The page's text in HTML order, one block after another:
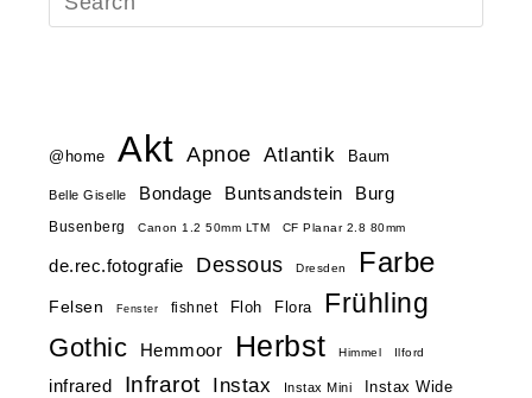
@home Akt Apnoe Atlantik Baum
Belle Giselle Bondage Buntsandstein Burg
Busenberg Canon 1.2 50mm LTM CF Planar 2.8 80mm
de.rec.fotografie Dessous Dresden Farbe
Felsen Fenster fishnet Floh Flora Frühling
Gothic Hemmoor Herbst Himmel Ilford
infrared Infrarot Instax Instax Mini
Instax Wide